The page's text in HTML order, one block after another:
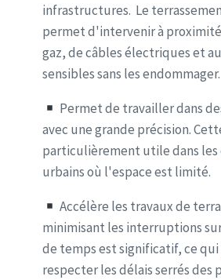
infrastructures. Le
permet d'intervenir à
gaz, de câbles électriques et
sensibles sans les endommager.
Permet de travailler dans
avec une grande précision.
particulièrement utile dans les
urbains où l'espace est limité.
Accélère les travaux de
minimisant les interruptions
de temps est significatif, ce
respecter les délais serrés des